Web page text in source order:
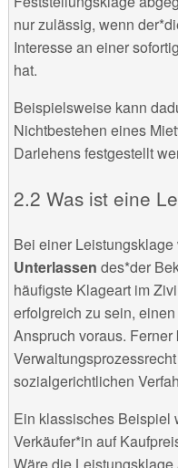
nur zulässig, wenn
Interesse an einer
hat.
Beispielsweise kann
Nichtbestehen eines
Darlehens festgestellt
Was ist eine
Bei einer Leistungsklage
Unterlassen des*der
häufigste Klageart im
erfolgreich zu sein,
Anspruch voraus.
sozialgerichtlichen
Ein klassisches Beispiel
Verkäufer*in auf
Wäre die